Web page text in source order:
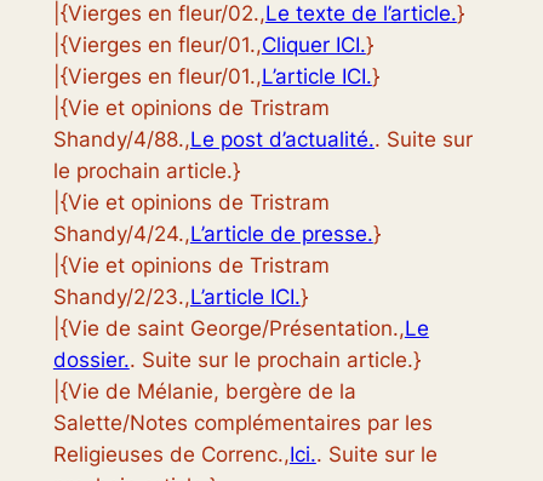
|{Vierges en fleur/02.,Le texte de l’article.}
|{Vierges en fleur/01.,Cliquer ICI.}
|{Vierges en fleur/01.,L’article ICI.}
|{Vie et opinions de Tristram
Shandy/4/88.,Le post d’actualité.. Suite sur
le prochain article.}
|{Vie et opinions de Tristram
Shandy/4/24.,L’article de presse.}
|{Vie et opinions de Tristram
Shandy/2/23.,L’article ICI.}
|{Vie de saint George/Présentation.,Le
dossier.. Suite sur le prochain article.}
|{Vie de Mélanie, bergère de la
Salette/Notes complémentaires par les
Religieuses de Correnc.,Ici.. Suite sur le